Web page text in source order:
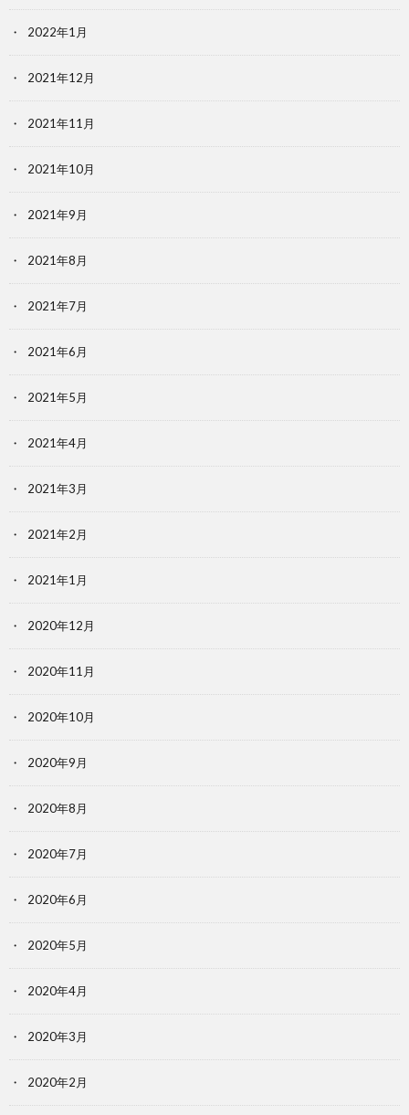
2022年1月
2021年12月
2021年11月
2021年10月
2021年9月
2021年8月
2021年7月
2021年6月
2021年5月
2021年4月
2021年3月
2021年2月
2021年1月
2020年12月
2020年11月
2020年10月
2020年9月
2020年8月
2020年7月
2020年6月
2020年5月
2020年4月
2020年3月
2020年2月